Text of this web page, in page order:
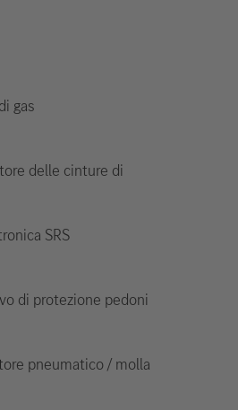
gas
delle cinture di
SRS
di protezione pedoni
pneumatico / molla